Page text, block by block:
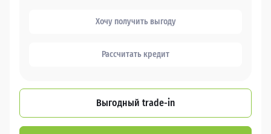
Хочу получить выгоду
Рассчитать кредит
Выгодный trade-in